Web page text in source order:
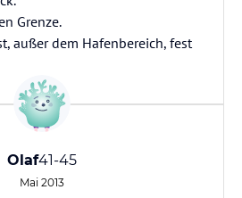
Grenze.
außer dem Hafenbereich, fest
Olaf41-45
Mai 2013